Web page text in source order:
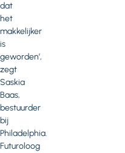
dat
het
makkelijker
is
geworden’,
zegt
Saskia
Baas,
bestuurder
bij
Philadelphia.
Futuroloog